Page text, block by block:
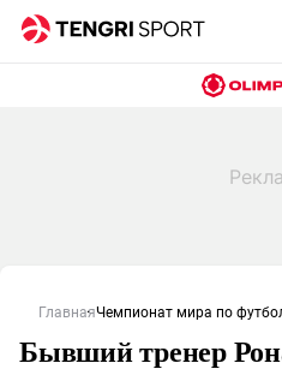
ГлавнаяЧемпионат мира по
Бывший тренер